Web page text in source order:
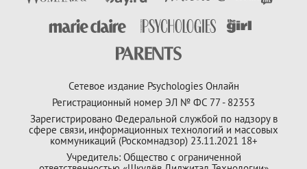
Сетевое издание Psychologies Онлайн
Регистрационный номер ЭЛ № ФС 77 - 82353
Зарегистрировано Федеральной службой по надзору в
сфере связи, информационных технологий и массовых
коммуникаций (Роскомнадзор) 23.11.2021 18+
Учредитель: Общество с ограниченной